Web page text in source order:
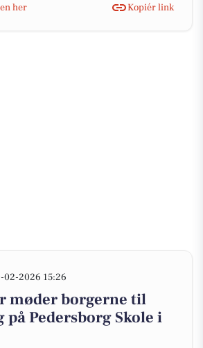
her
Kopiér link
02-2026 15:26
møder borgerne til
på Pedersborg Skole i